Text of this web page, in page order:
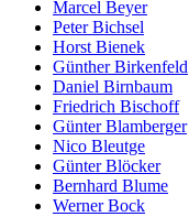
Marcel Beyer
Peter Bichsel
Horst Bienek
Günther Birkenfeld
Daniel Birnbaum
Friedrich Bischoff
Günter Blamberger
Nico Bleutge
Günter Blöcker
Bernhard Blume
Werner Bock